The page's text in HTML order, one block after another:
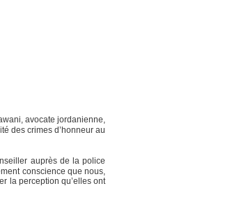
avocate jordanienne,
des crimes d’honneur au
auprès de la police
conscience que nous,
la perception qu’elles ont